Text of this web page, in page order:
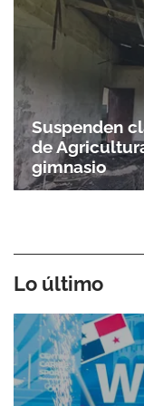
Suspenden
de
gimnasio
Lo último